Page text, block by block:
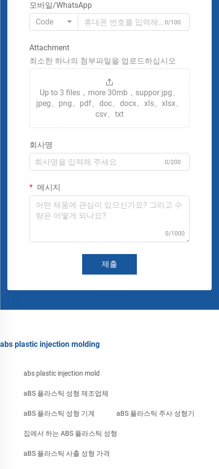
모바일/WhatsApp
Code
0/100
Attachment
최소한 하나의 첨부파일을 업로드하십시오
Up to 3 files，more 30mb，suppor jpg、
jpeg、png、pdf、doc、docx、xls、xlsx、
csv、txt
회사명
0/200
메시지
0/1000
제출
abs plastic injection molding
abs plastic injection mold
aBS 플라스틱 성형 제조업체
aBS 플라스틱 성형 기계 aBS 플라스틱 주사 성형기
집에서 하는 ABS 플라스틱 성형
aBS 플라스틱 사출 성형 가격